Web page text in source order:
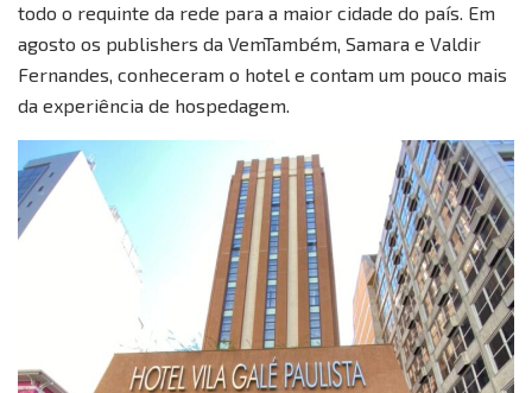
todo o requinte da rede para a maior cidade do país. Em
agosto os publishers da VemTambém, Samara e Valdir
Fernandes, conheceram o hotel e contam um pouco mais
da experiência de hospedagem.